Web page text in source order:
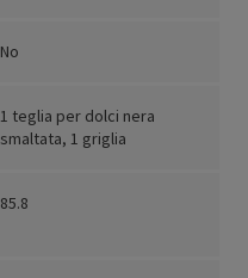
No
1 teglia per dolci nera
smaltata, 1 griglia
85.8